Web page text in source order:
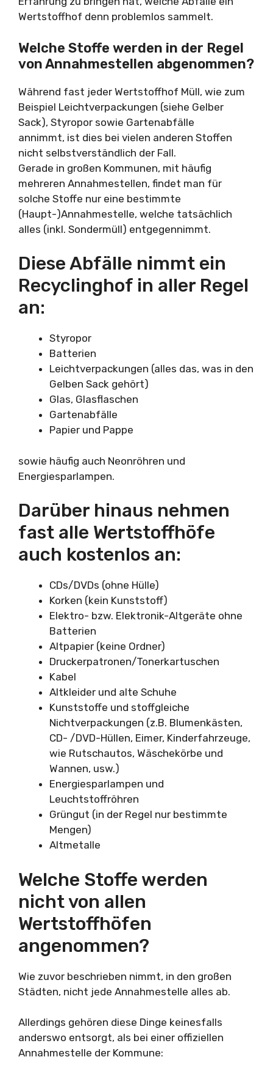
Wertstoffhof denn problemlos sammelt.
Welche Stoffe werden in der Regel
von Annahmestellen abgenommen?
Während fast jeder Wertstoffhof Müll, wie zum
Beispiel Leichtverpackungen (siehe Gelber
Sack), Styropor sowie Gartenabfälle
annimmt, ist dies bei vielen anderen Stoffen
nicht selbstverständlich der Fall.
Gerade in großen Kommunen, mit häufig
mehreren Annahmestellen, findet man für
solche Stoffe nur eine bestimmte
(Haupt-)Annahmestelle, welche tatsächlich
alles (inkl. Sondermüll) entgegennimmt.
Diese Abfälle nimmt ein
Recyclinghof in aller Regel
an:
Styropor
Batterien
Leichtverpackungen (alles das, was in den
Gelben Sack gehört)
Glas, Glasflaschen
Gartenabfälle
Papier und Pappe
sowie häufig auch Neonröhren und
Energiesparlampen.
Darüber hinaus nehmen
fast alle Wertstoffhöfe
auch kostenlos an:
CDs/DVDs (ohne Hülle)
Korken (kein Kunststoff)
Elektro- bzw. Elektronik-Altgeräte ohne
Batterien
Altpapier (keine Ordner)
Druckerpatronen/Tonerkartuschen
Kabel
Altkleider und alte Schuhe
Kunststoffe und stoffgleiche
Nichtverpackungen (z.B. Blumenkästen,
CD- /DVD-Hüllen, Eimer, Kinderfahrzeuge,
wie Rutschautos, Wäschekörbe und
Wannen, usw.)
Energiesparlampen und
Leuchtstoffröhren
Grüngut (in der Regel nur bestimmte
Mengen)
Altmetalle
Welche Stoffe werden
nicht von allen
Wertstoffhöfen
angenommen?
Wie zuvor beschrieben nimmt, in den großen
Städten, nicht jede Annahmestelle alles ab.
Allerdings gehören diese Dinge keinesfalls
anderswo entsorgt, als bei einer offiziellen
Annahmestelle der Kommune: